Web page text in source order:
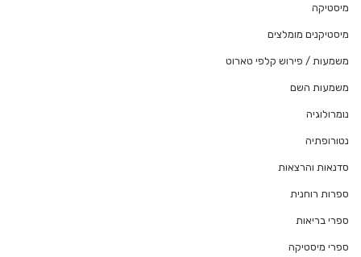
מיסטיקה
מיסטיקנים מומלצים
משמעות / פירוש קלפי טארוט
משמעות השם
נומרולוגיה
נטורופתיה
סדנאות והרצאות
ספרות רוחנית
ספרי בריאות
ספרי מיסטיקה